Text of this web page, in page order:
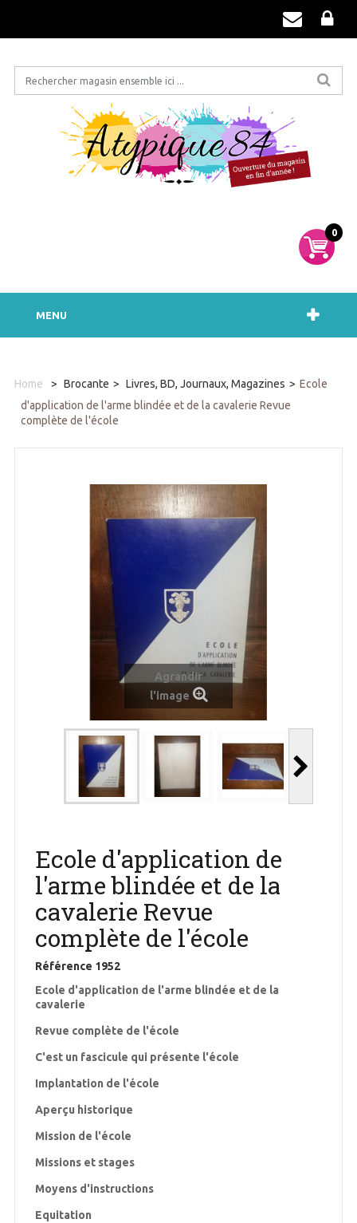
0
MENU
Home > Brocante > Livres, BD, Journaux, Magazines > Ecole
d'application de l'arme blindée et de la cavalerie Revue
complète de l'école
Agrandir
l'image
Ecole d'application de
l'arme blindée et de la
cavalerie Revue
complète de l'école
Référence 1952
Ecole d'application de l'arme blindée et de la
cavalerie
Revue complète de l'école
C'est un fascicule qui présente l'école
Implantation de l'école
Aperçu historique
Mission de l'école
Missions et stages
Moyens d'instructions
Equitation